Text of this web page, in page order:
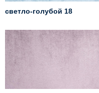
светло-голубой 18